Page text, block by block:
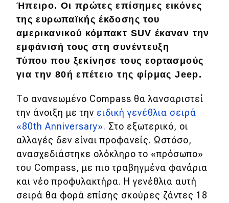
Main navigation
Επικαιρότητα
Νέα μοντέλα
Πρωτότυπα
Ελλάδα
Κόσμος
Τεχνολογία
Ασφάλεια
Αγορά
Απόψεις
Ήπειρο. Οι πρώτες επίσημες εικόνες
της ευρωπαϊκής έκδοσης του
αμερικανικού κόμπακτ SUV έκαναν την
εμφάνισή τους στη συνέντευξη
Τύπου που ξεκίνησε τους εορτασμούς
για την 80ή επέτειο της φίρμας Jeep.
Το ανανεωμένο Compass θα λανσαριστεί
την άνοιξη με την ειδική γενέθλια σειρά
«80th Anniversary». Στο εξωτερικό, οι
αλλαγές δεν είναι προφανείς. Ωστόσο,
ανασχεδιάστηκε ολόκληρο το «πρόσωπο»
του Compass, με πιο τραβηγμένα φανάρια
και νέο προφυλακτήρα. Η γενέθλια αυτή
σειρά θα φορά επίσης σκούρες ζάντες 18